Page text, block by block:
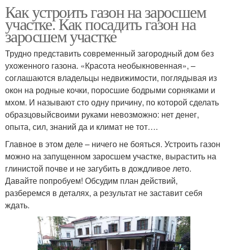
Мавританский газон Природный газон
Трава для газона Карликовый газон
Травы для газона
Как устроить газон на заросшем
участке. Как посадить газон на
заросшем участке
Трудно представить современный загородный дом без
ухоженного газона. «Красота необыкновенная», –
соглашаются владельцы недвижимости, поглядывая из
окон на родные кочки, поросшие бодрыми сорняками и
мхом. И называют сто одну причину, по которой сделать
образцовыйсвоими руками невозможно: нет денег,
опыта, сил, знаний да и климат не тот….
Главное в этом деле – ничего не бояться. Устроить газон
можно на запущенном заросшем участке, вырастить на
глинистой почве и не загубить в дождливое лето.
Давайте попробуем! Обсудим план действий,
разберемся в деталях, а результат не заставит себя
ждать.